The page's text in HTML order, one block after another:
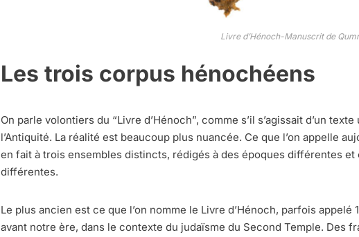
Livre d’Hénoch-Manuscrit de
Les trois corpus hénochéens
On parle volontiers du “Livre d’Hénoch”, comme s’il s’agissait d’un
l’Antiquité. La réalité est beaucoup plus nuancée. Ce que l’on appelle
en fait à trois ensembles distincts, rédigés à des époques différentes
différentes.
Le plus ancien est ce que l’on nomme le Livre d’Hénoch, parfois
avant notre ère, dans le contexte du judaïsme du Second Temple. Des